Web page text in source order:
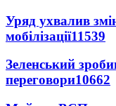
Уряд ухвалив
мобілізації11539
Зеленський
переговори10662